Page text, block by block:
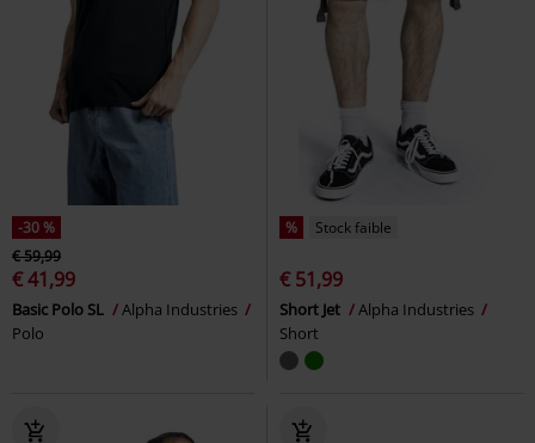
-30 %
€ 59,99
€ 41,99
Basic Polo SL
Alpha Industries
Polo
% Stock faible
€ 51,99
Short Jet
Alpha Industries
Short